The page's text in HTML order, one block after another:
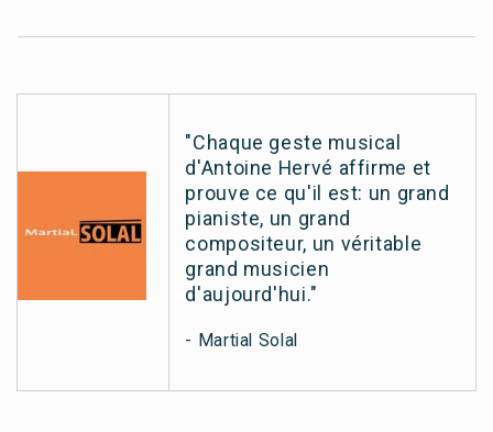
"Chaque geste musical
d'Antoine Hervé affirme et
prouve ce qu'il est: un grand
pianiste, un grand
compositeur, un véritable
grand musicien
d'aujourd'hui."
- Martial Solal